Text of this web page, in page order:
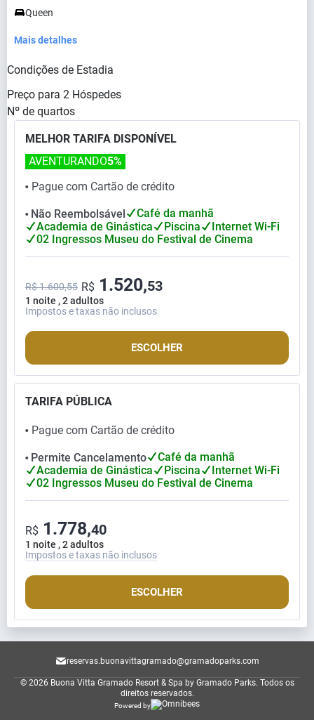
Queen
Mais detalhes
Condições de Estadia
Preço para 2 Hóspedes
Nº de quartos
MELHOR TARIFA DISPONÍVEL
⬤ Pague com Cartão de crédito
AVENTURANDO5%
⬤ Não Reembolsável
Café da manhã
Academia de Ginástica
Piscina
Internet Wi-Fi
02 Ingressos Museu do Festival de Cinema
1 noite , 2 adultos
R$ 1.600,55 R$ 1.520,53
Impostos e taxas não inclusos
ESCOLHER
TARIFA PÚBLICA
⬤ Pague com Cartão de crédito
⬤ Permite Cancelamento
Café da manhã
Academia de Ginástica
Piscina
Internet Wi-Fi
02 Ingressos Museu do Festival de Cinema
1 noite , 2 adultos
R$ 1.778,40
Impostos e taxas não inclusos
ESCOLHER
reservas.buonavittagramado@gramadoparks.com
© 2026 Buona Vitta Gramado Resort & Spa by Gramado Parks. Todos os
direitos reservados.
Powered by